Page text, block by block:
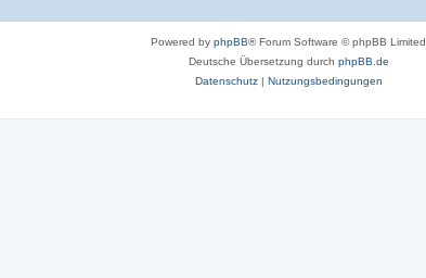
Powered by phpBB® Forum Software © phpBB Limited
Deutsche Übersetzung durch phpBB.de
Datenschutz| Nutzungsbedingungen